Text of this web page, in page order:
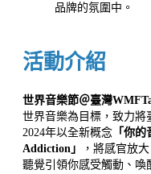
品牌的氛圍中。
活動介紹
世界音樂節＠臺灣
世界音樂為目標，致力將
2024年以全新概念 「你
Addiction」
，將感官放
聽覺引領你感受觸動、喚